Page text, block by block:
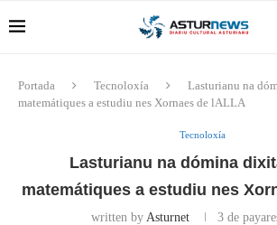
Portada Tecnoloxía
Lasturianu na
matemátiques a estudiu nes Xornaes de lALLA
Tecnoloxía
Lasturianu na dómina
matemátiques a estudiu nes
written by Asturnet 3 de